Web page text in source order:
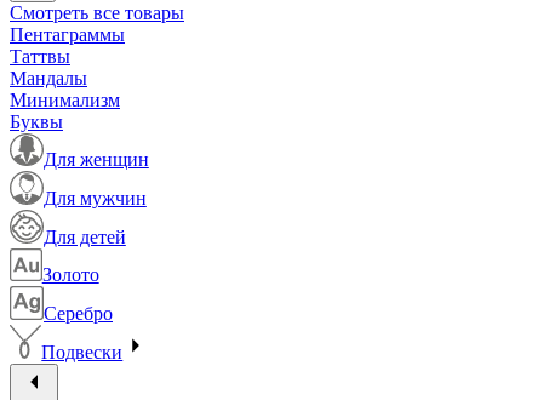
Смотреть все товары
Пентаграммы
Таттвы
Мандалы
Минимализм
Буквы
Для женщин
Для мужчин
Для детей
Золото
Серебро
Подвески